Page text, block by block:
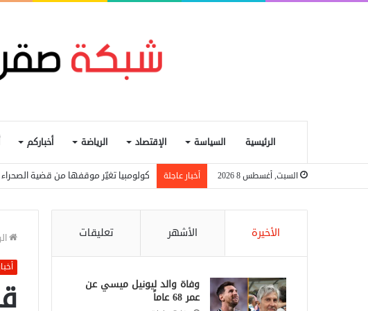
الرئيسية السياسة الإقتصاد الرياضة أخباركم
السبت, أغسطس 8 2026 أخبار عاجلة كولومبيا تغيّر موقفها من قضية
الأخيرة الأشهر تعليقات
وفاة والد ليونيل ميسي عن
عمر 68 عاماً